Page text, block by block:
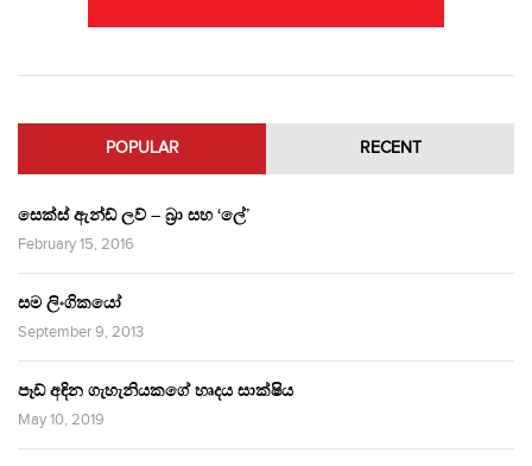
POPULAR RECENT
සෙක්ස් ඇන්ඩ් ලව් – බ්‍රා සහ ‘ලේ’
February 15, 2016
සම ලිංගිකයෝ
September 9, 2013
පෑඩ් අඳින ගැහැනියකගේ හෘදය සාක්ෂිය
May 10, 2019